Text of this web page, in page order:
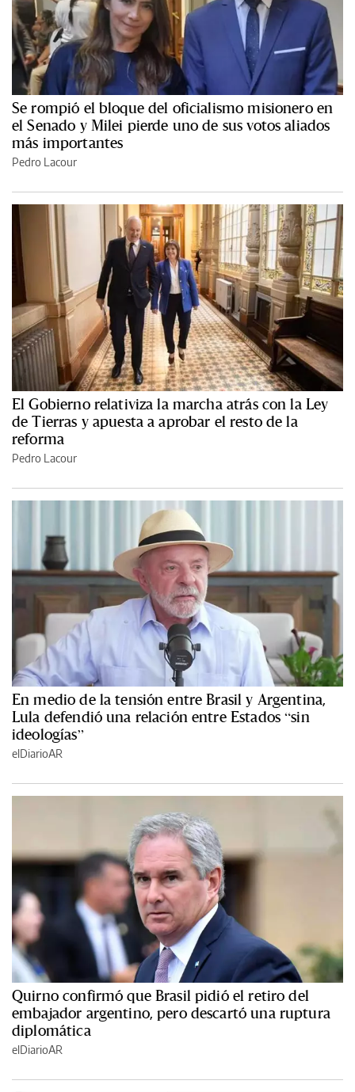
Se rompió el bloque del oficialismo misionero en
el Senado y Milei pierde uno de sus votos aliados
más importantes
Pedro Lacour
El Gobierno relativiza la marcha atrás con la Ley
de Tierras y apuesta a aprobar el resto de la
reforma
Pedro Lacour
En medio de la tensión entre Brasil y Argentina,
Lula defendió una relación entre Estados “sin
ideologías”
elDiarioAR
Quirno confirmó que Brasil pidió el retiro del
embajador argentino, pero descartó una ruptura
diplomática
elDiarioAR